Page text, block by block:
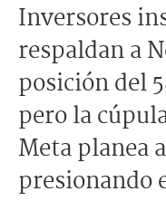
Inversores
respaldan a
posición del
pero la
Meta planea
presionando